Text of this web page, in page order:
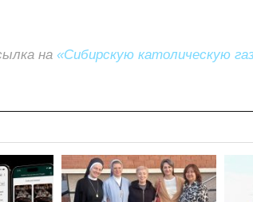
на «Сибирскую католическую